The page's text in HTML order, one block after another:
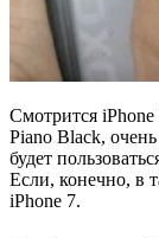
Смотрится iPhone
Piano Black,
будет
Если, конечно, в
iPhone 7.